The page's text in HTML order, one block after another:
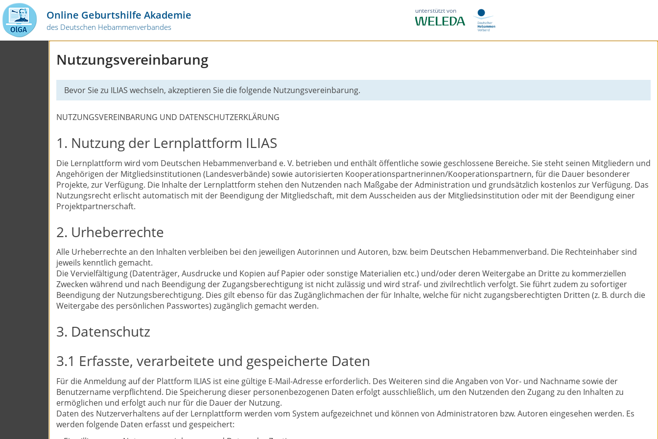
Online Geburtshilfe Akademie
des Deutschen Hebammenverbandes
unterstützt von
Nutzungsvereinbarung
Bevor Sie zu ILIAS wechseln, akzeptieren Sie die folgende Nutzungsvereinbarung.
NUTZUNGSVEREINBARUNG UND DATENSCHUTZERKLÄRUNG
1. Nutzung der Lernplattform ILIAS
Die Lernplattform wird vom Deutschen Hebammenverband e. V. betrieben und enthält öffentliche sowie geschlossene Bereiche. Sie steht seinen Mitgliedern und
Angehörigen der Mitgliedsinstitutionen (Landesverbände) sowie autorisierten Kooperationspartnerinnen/Kooperationspartnern, für die Dauer besonderer
Projekte, zur Verfügung. Die Inhalte der Lernplattform stehen den Nutzenden nach Maßgabe der Administration und grundsätzlich kostenlos zur Verfügung. Das
Nutzungsrecht erlischt automatisch mit der Beendigung der Mitgliedschaft, mit dem Ausscheiden aus der Mitgliedsinstitution oder mit der Beendigung einer
Projektpartnerschaft.
2. Urheberrechte
Alle Urheberrechte an den Inhalten verbleiben bei den jeweiligen Autorinnen und Autoren, bzw. beim Deutschen Hebammenverband. Die Rechteinhaber sind
jeweils kenntlich gemacht.
Die Vervielfältigung (Datenträger, Ausdrucke und Kopien auf Papier oder sonstige Materialien etc.) und/oder deren Weitergabe an Dritte zu kommerziellen
Zwecken während und nach Beendigung der Zugangsberechtigung ist nicht zulässig und wird straf- und zivilrechtlich verfolgt. Sie führt zudem zu sofortiger
Beendigung der Nutzungsberechtigung. Dies gilt ebenso für das Zugänglichmachen der für Inhalte, welche für nicht zugangsberechtigten Dritten (z. B. durch die
Weitergabe des persönlichen Passwortes) zugänglich gemacht werden.
3. Datenschutz
3.1 Erfasste, verarbeitete und gespeicherte Daten
Für die Anmeldung auf der Plattform ILIAS ist eine gültige E-Mail-Adresse erforderlich. Des Weiteren sind die Angaben von Vor- und Nachname sowie der
Benutzername verpflichtend. Die Speicherung dieser personenbezogenen Daten erfolgt ausschließlich, um den Nutzenden den Zugang zu den Inhalten zu
ermöglichen und erfolgt auch nur für die Dauer der Nutzung.
Daten des Nutzerverhaltens auf der Lernplattform werden vom System aufgezeichnet und können von Administratoren bzw. Autoren eingesehen werden. Es
werden folgende Daten erfasst und gespeichert: